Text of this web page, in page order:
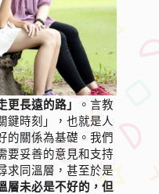
更長遠的路」
。言教
鍵時刻」，也就是人
的關係為基礎。我們
要妥善的意見和支持
求同溫層，甚至於是
層未必是不好的，但